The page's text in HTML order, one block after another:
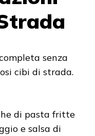
senza
cibi di strada.
di pasta fritte
e salsa di